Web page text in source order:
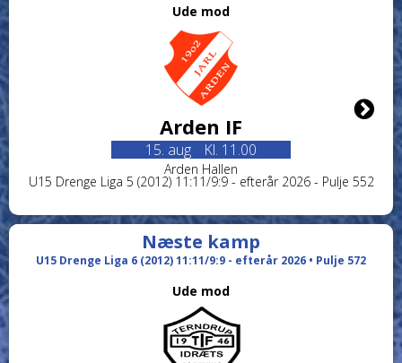
Ude mod
Arden IF
15. aug Kl. 11.00
Arden Hallen
U15 Drenge Liga 5 (2012) 11:11/9:9 - efterår 2026 - Pulje 552
Næste kamp
U15 Drenge Liga 6 (2012) 11:11/9:9 - efterår 2026 • Pulje 572
Ude mod